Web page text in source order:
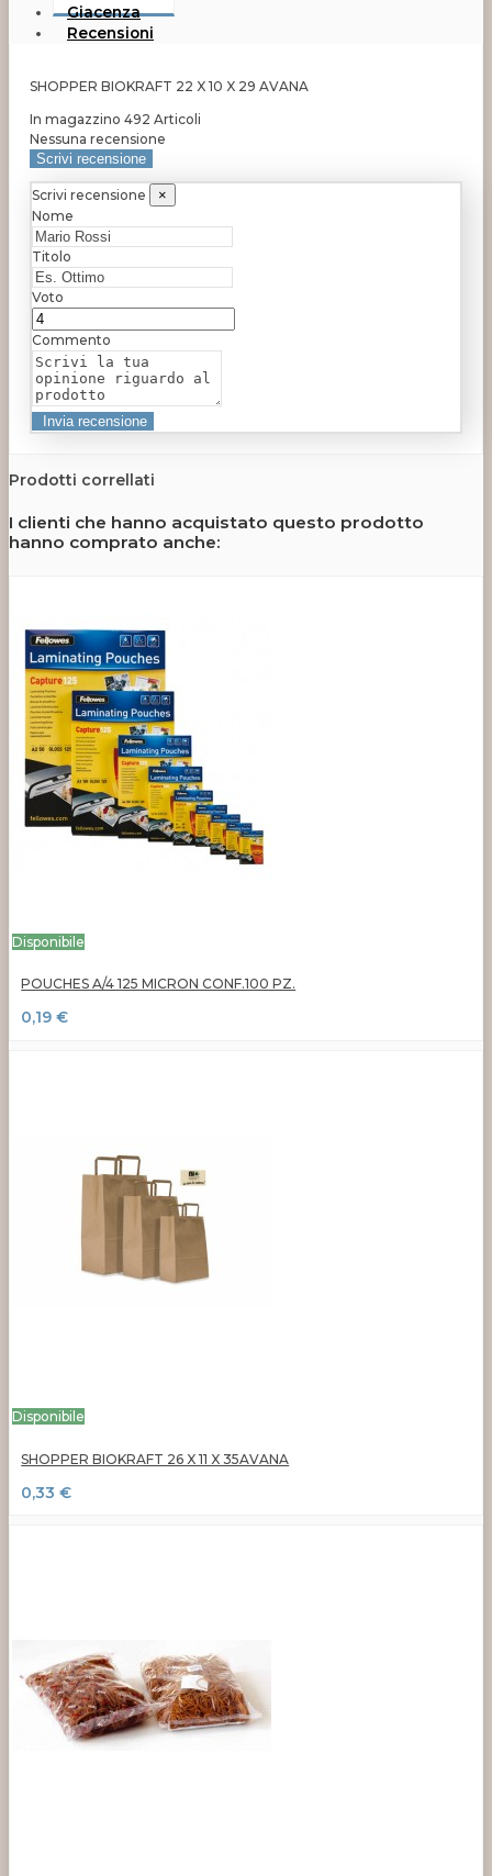
Giacenza
Recensioni
SHOPPER BIOKRAFT 22 X 10 X 29 AVANA
In magazzino 492 Articoli
Nessuna recensione
Scrivi recensione
Scrivi recensione
×
Nome
Titolo
Voto
Commento
Prodotti correllati
I clienti che hanno acquistato questo prodotto
hanno comprato anche:
Disponibile
POUCHES A/4 125 MICRON CONF.100 PZ.
0,19 €
Disponibile
SHOPPER BIOKRAFT 26 X 11 X 35AVANA
0,33 €